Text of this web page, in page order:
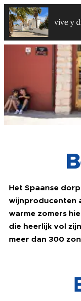
vive y
Het Spaanse
wijnproducenten
warme zomers
die heerlijk vol
meer dan 300